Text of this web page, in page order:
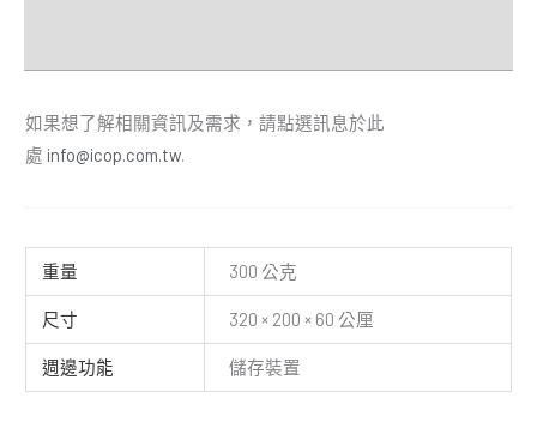
如果想了解相關資訊及需求，請點選訊息於此
處 info@icop.com.tw.
重量 300 公克
尺寸 320 × 200 × 60 公厘
週邊功能 儲存裝置